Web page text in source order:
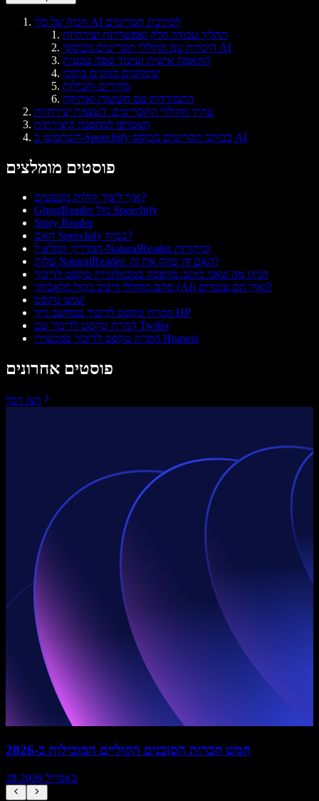
הכוח של כלי AI לכתיבת תסריטים
תהליך עבודה חלק ואפשרויות יצירתיות
היכרות עם מחוללי תסריטים מבוססי AI
התאמה אישית ועיבוד שפה טבעית
שימושים מגוונים בתוכן
מחירים וחבילות
התמודדות עם חששות ואתיקה
עתיד מחוללי התסריטים: העצמת יצירתיות
הצטרפו למהפכה היצירתית
השתמשו ב-Speechify ככותב תסריטים מבוסס AI
פוסטים מומלצים
איך ליצור קולות מונפשים?
GhostReader מול Speechify
Story Reader
האם Speechify בטוח?
המדריך המלא ל-NaturalReader וביקורות
עלות NaturalReader: האם זה שווה את זה?
הגידו מה שאני כותב: מהפכה בטכנולוגיית טקסט לדיבור
מהם מחוללי דיבוב בקול מלאכותי (AI) ואיך הם עובדים?
שמע טקסט
המרת טקסט לדיבור במחשב נייד HP
המרת טקסט לדיבור עם Twilio
המרת טקסט לדיבור במכשירי Huawei
פוסטים אחרונים
הצג הכל
חמש חברות הסוכנים הקוליים המובילות ב-2026
28 באפריל 2026